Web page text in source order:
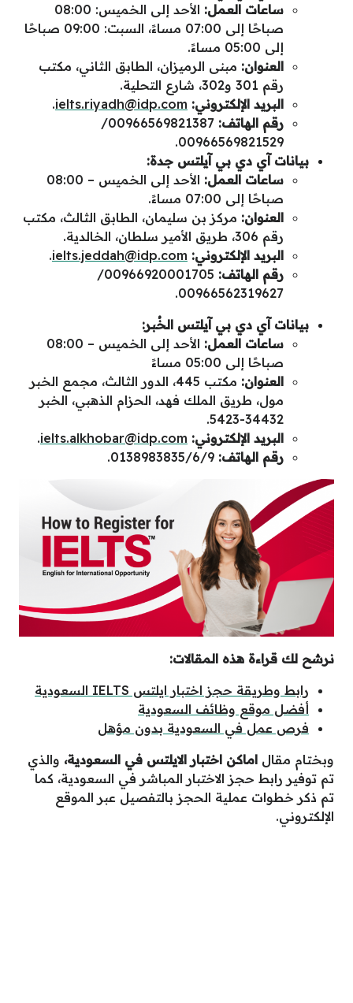
ساعات العمل:
الأحد إلى الخميس: 08:00
صباحًا إلى 07:00 مساءً، السبت: 09:00 صباحًا
إلى 05:00 مساءً.
العنوان: مبنى الرميزان، الطابق الثاني، مكتب
رقم 301 و302، شارع التحلية.
البريد الإلكتروني: ielts.riyadh@idp.com
.
رقم الهاتف:
00966569821387/
00966569821529.
بيانات آي دي بي آيلتس جدة:
ساعات العمل:
الأحد إلى الخميس – 08:00
صباحًا إلى 07:00 مساءً.
العنوان: مركز بن سليمان، الطابق الثالث، مكتب
رقم 306، طريق الأمير سلطان، الخالدية.
البريد الإلكتروني: ielts.jeddah@idp.com
.
رقم الهاتف:
00966920001705/
00966562319627.
بيانات آي دي بي آيلتس الخُبر:
ساعات العمل:
الأحد إلى الخميس – 08:00
صباحًا إلى 05:00 مساءً
العنوان:
مكتب 445، الدور الثالث، مجمع الخبر
مول، طريق الملك فهد، الحزام الذهبي، الخبر
34432-5423.
البريد الإلكتروني: ielts.alkhobar@idp.com
.
رقم الهاتف: 0138983835/6/9.
نرشح لك قراءة هذه المقالات:
رابط وطريقة حجز اختبار ايلتس IELTS السعودية
أفضل موقع وظائف السعودية
فرص عمل في السعودية بدون مؤهل
وبختام مقال اماكن اختبار الايلتس في السعودية، والذي
تم توفير رابط حجز الاختبار المباشر في السعودية، كما
تم ذكر خطوات عملية الحجز بالتفصيل عبر الموقع
الإلكتروني.